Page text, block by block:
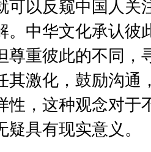
可以反窥中国人关
。中华文化承认彼
尊重彼此的不同，
其激化，鼓励沟通
性，这种观念对于
具有现实意义。